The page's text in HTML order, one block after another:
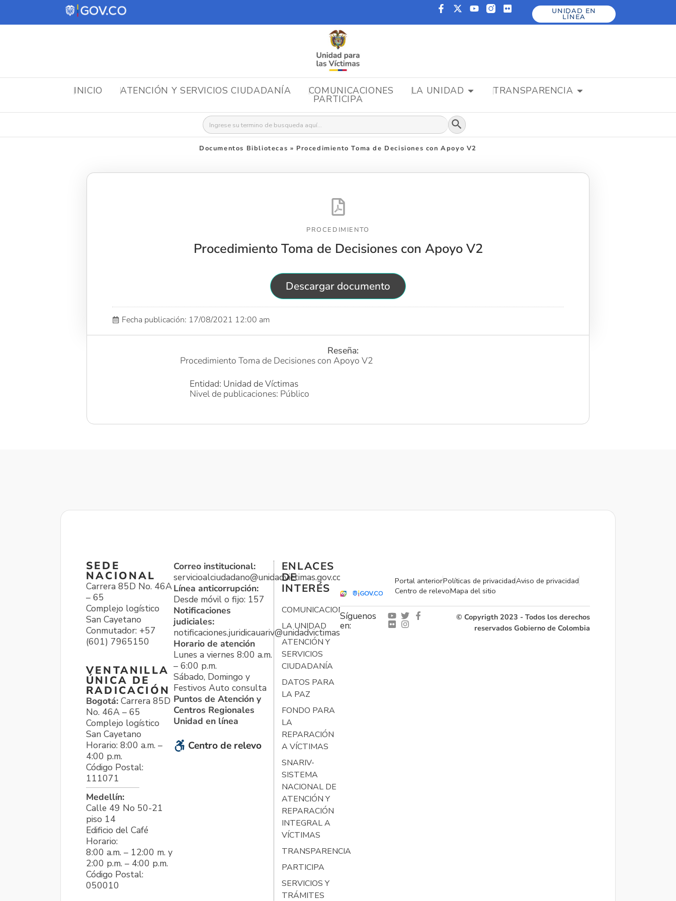
UNIDAD EN
LÍNEA
INICIO ATENCIÓN Y SERVICIOS CIUDADANÍA COMUNICACIONES LA UNIDAD TRANSPARENCIA
PARTICIPA
Buscar: Botón de búsqueda
Documentos Bibliotecas » Procedimiento Toma de Decisiones con Apoyo V2
PROCEDIMIENTO
Procedimiento Toma de Decisiones con Apoyo V2
Descargar documento
Fecha publicación: 17/08/2021 12:00 am
Reseña:
Procedimiento Toma de Decisiones con Apoyo V2
Entidad: Unidad de Víctimas
Nivel de publicaciones: Público
SEDE
NACIONAL
Carrera 85D No. 46A
– 65
Complejo logístico
San Cayetano
Conmutador: +57
(601) 7965150
VENTANILLA
ÚNICA DE
RADICACIÓN
Bogotá: Carrera 85D
No. 46A – 65
Complejo logístico
San Cayetano
Horario: 8:00 a.m. –
4:00 p.m.
Código Postal:
111071
Medellín:
Calle 49 No 50-21
piso 14
Edificio del Café
Horario:
8:00 a.m. – 12:00 m. y
2:00 p.m. – 4:00 p.m.
Código Postal:
050010
Correo institucional:
servicioalciudadano@unidadvictimas.gov.co
Línea anticorrupción:
Desde móvil o fijo: 157
Notificaciones
judiciales:
notificaciones.juridicauariv@unidadvictimas.gov.co
Horario de atención
Lunes a viernes 8:00 a.m.
– 6:00 p.m.
Sábado, Domingo y
Festivos Auto consulta
Puntos de Atención y
Centros Regionales
Unidad en línea
Centro de relevo
ENLACES
DE
INTERÉS
COMUNICACIONES
LA UNIDAD
ATENCIÓN Y
SERVICIOS
CIUDADANÍA
DATOS PARA
LA PAZ
FONDO PARA
LA
REPARACIÓN
A VÍCTIMAS
SNARIV-
SISTEMA
NACIONAL DE
ATENCIÓN Y
REPARACIÓN
INTEGRAL A
VÍCTIMAS
TRANSPARENCIA
PARTICIPA
SERVICIOS Y
TRÁMITES
Portal anteriorPolíticas de privacidadAviso de privacidad
Centro de relevoMapa del sitio
Síguenos
en:
© Copyrigth 2023 - Todos los derechos
reservados Gobierno de Colombia